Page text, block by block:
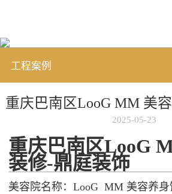
工程案例
重庆巴南区LooG MM 美
2025-05-23
重庆巴南区LooG
装修-鼎庭装饰
美容院名称：LooG MM 美容养身